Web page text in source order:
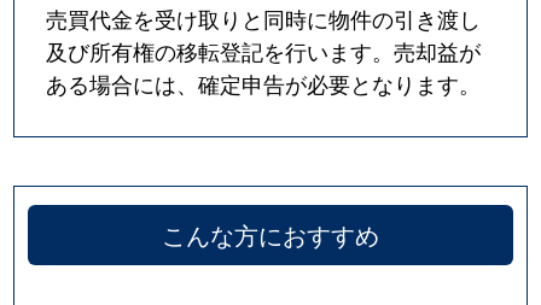
売買代金を受け取りと同時に物件の引き渡し
及び所有権の移転登記を行います。売却益が
ある場合には、確定申告が必要となります。
こんな方におすすめ